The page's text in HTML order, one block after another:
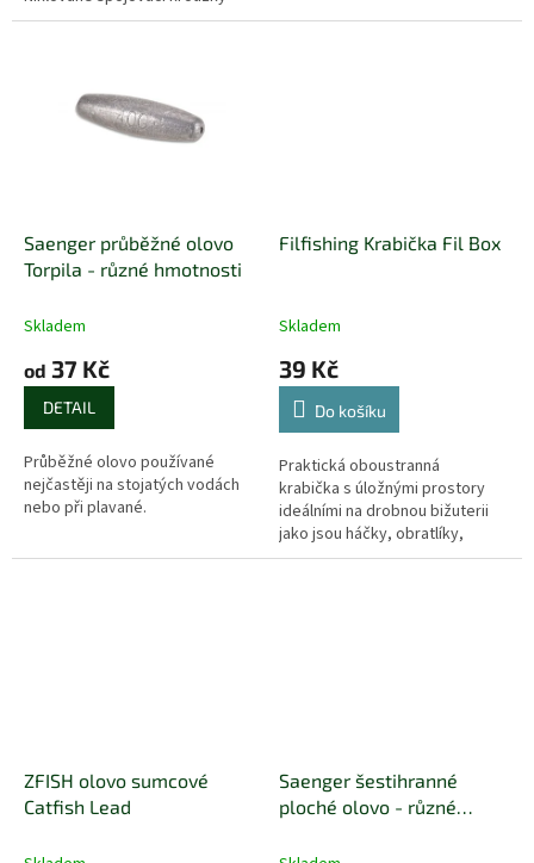
Saenger průběžné olovo
Torpila - různé hmotnosti
Skladem
od 37 Kč
DETAIL
Průběžné olovo používané
nejčastěji na stojatých vodách
nebo při plavané.
Filfishing Krabička Fil Box
Skladem
39 Kč
Do košíku
Praktická oboustranná
krabička s úložnými prostory
ideálními na drobnou bižuterii
jako jsou háčky, obratlíky,
karabinky, kroužky a mnoho
ZFISH olovo sumcové
Catfish Lead
Saenger šestihranné
ploché olovo - různé